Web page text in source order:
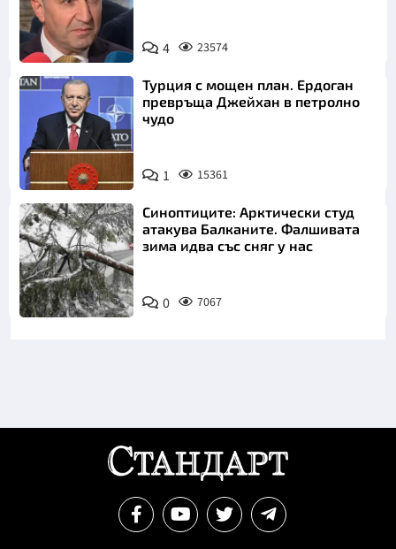
4 23574
Турция с мощен план. Ердоган
превръща Джейхан в петролно
чудо
1 15361
Синоптиците: Арктически студ
атакува Балканите. Фалшивата
зима идва със сняг у нас
0 7067